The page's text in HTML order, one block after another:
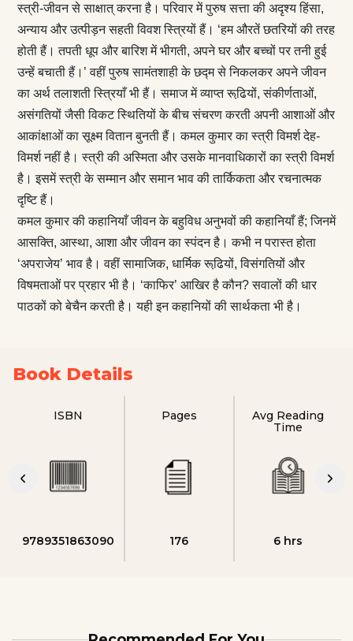
स्त्री-जीवन से साक्षात् करना है। परिवार में पुरुष सत्ता की अदृश्य हिंसा,
अन्याय और उत्पीड़न सहती विवश स्त्रियों हैं। ‘हम औरतें छतरियों की तरह
होती हैं। तपती धूप और बारिश में भीगती, अपने घर और बच्चों पर तनी हुई
उन्हें बचाती हैं।’ वहीं पुरुष सामंतशाही के छद्म से निकलकर अपने जीवन
का अर्थ तलाशती स्त्रियाँ भी हैं। समाज में व्याप्त रूढि़यों, संकीर्णताओं,
असंगतियों जैसी विकट स्थितियों के बीच संचरण करती अपनी आशाओं और
आकांक्षाओं का सूक्ष्म वितान बुनती हैं। कमल कुमार का स्त्री विमर्श देह-
विमर्श नहीं है। स्त्री की अस्मिता और उसके मानवाधिकारों का स्त्री विमर्श
है। इसमें स्त्री के सम्मान और समान भाव की तार्किकता और रचनात्मक
दृष्टि हैं।
कमल कुमार की कहानियाँ जीवन के बहुविध अनुभवों की कहानियाँ हैं; जिनमें
आसक्ति, आस्था, आशा और जीवन का स्पंदन है। कभी न परास्त होता
‘अपराजेय’ भाव है। वहीं सामाजिक, धार्मिक रूढि़यों, विसंगतियों और
विषमताओं पर प्रहार भी है। ‘काफिर’ आखिर है कौन? सवालों की धार
पाठकों को बेचैन करती है। यही इन कहानियों की सार्थकता भी है।
Book Details
ISBN
9789351863090
Pages
176
Avg Reading
Time
6 hrs